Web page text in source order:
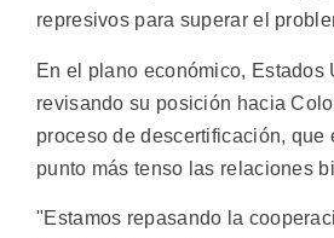
represivos para superar el
En el plano económico, Estados
revisando su posición hacia
proceso de descertificación, que
punto más tenso las relaciones
"Estamos repasando la